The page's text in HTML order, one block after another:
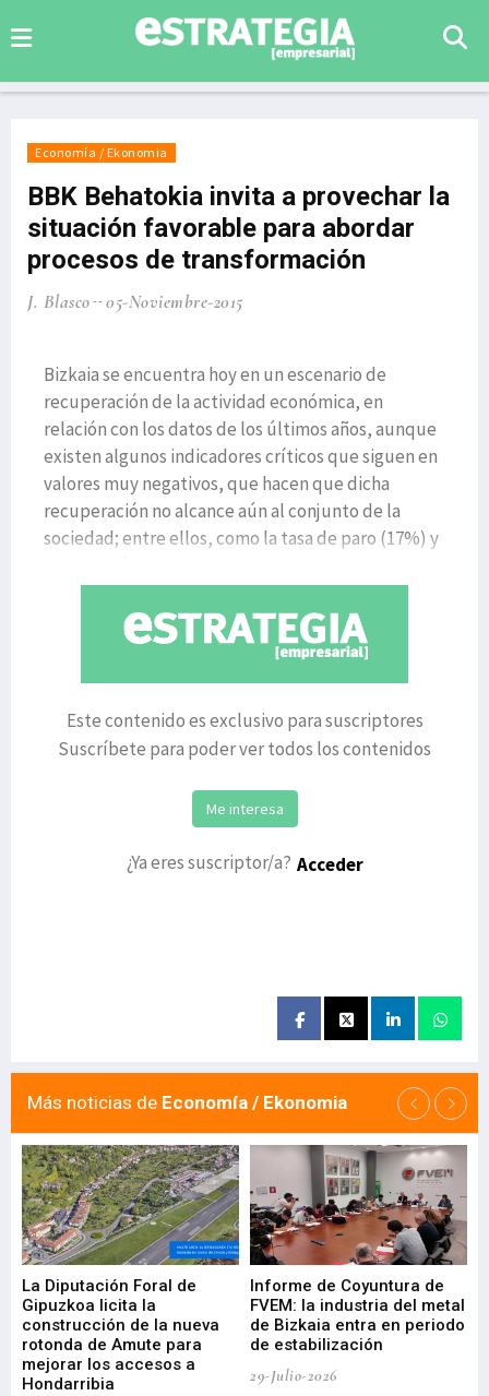
Economía / Ekonomia
BBK Behatokia invita a provechar la
situación favorable para abordar
procesos de transformación
J. Blasco 05-Noviembre-2015
Bizkaia se encuentra hoy en un escenario de
recuperación de la actividad económica, en
relación con los datos de los últimos años, aunque
existen algunos indicadores críticos que siguen en
valores muy negativos, que hacen que dicha
recuperación no alcance aún al conjunto de la
sociedad; entre ellos, como la tasa de paro (17%) y
Este contenido es exclusivo para suscriptores
Suscríbete para poder ver todos los contenidos
Me interesa
¿Ya eres suscriptor/a? Acceder
Más noticias de Economía / Ekonomia
La Diputación Foral de
Gipuzkoa licita la
construcción de la nueva
rotonda de Amute para
mejorar los accesos a
Hondarribia
Informe de Coyuntura de
FVEM: la industria del metal
de Bizkaia entra en periodo
de estabilización
29-Julio-2026